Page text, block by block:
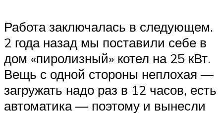
Работа заключалась в следующем.
2 года назад мы поставили себе в
дом «пиролизный» котел на 25 кВт.
Вещь с одной стороны неплохая —
загружать надо раз в 12 часов, есть
автоматика — поэтому и вынесли